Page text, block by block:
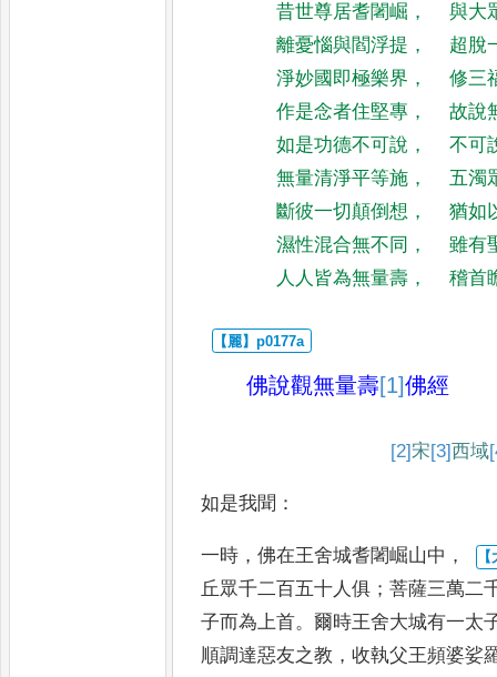
昔世尊居耆闍崛 ，
與大
離憂惱與閻浮提 ，
超脫
淨妙國即極樂界 ，
修三
作是念者住堅專 ，
故說
如是功德不可說 ，
不可
無量清淨平等施 ，
五濁
斷彼一切顛倒想 ，
猶如
濕性混合無不同 ，
雖有
人人皆為無量壽 ， 稽首
佛說觀無量壽[1]佛經
[2]宋[3] 西域
如是我聞 ：
一時 ，佛在王舍城耆闍崛山中 ，
丘眾千二百五十人俱 ；菩薩三萬二
子而為上首。爾時王舍大城有一太
順調達惡友之教 ，收執父王頻婆娑